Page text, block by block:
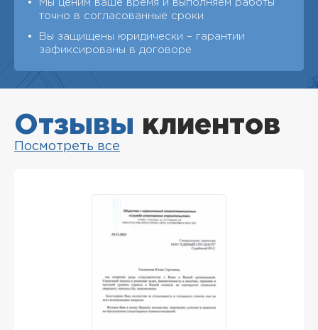
Мы ценим ваше время и выполняем работы
точно в согласованные сроки
Вы защищены юридически – гарантии
зафиксированы в договоре
Отзывы клиентов
Посмотреть все